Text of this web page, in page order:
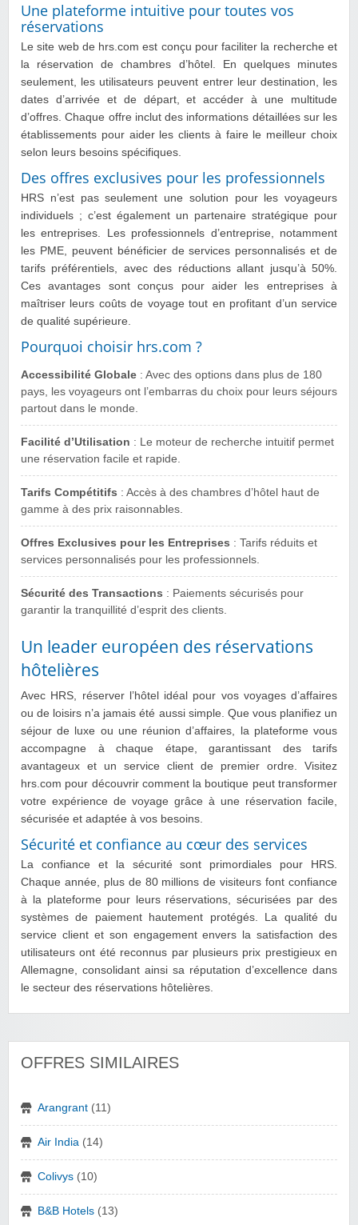
Une plateforme intuitive pour toutes vos
réservations
Le site web de hrs.com est conçu pour faciliter la recherche et
la réservation de chambres d’hôtel. En quelques minutes
seulement, les utilisateurs peuvent entrer leur destination, les
dates d’arrivée et de départ, et accéder à une multitude
d’offres. Chaque offre inclut des informations détaillées sur les
établissements pour aider les clients à faire le meilleur choix
selon leurs besoins spécifiques.
Des offres exclusives pour les professionnels
HRS n’est pas seulement une solution pour les voyageurs
individuels ; c’est également un partenaire stratégique pour
les entreprises. Les professionnels d’entreprise, notamment
les PME, peuvent bénéficier de services personnalisés et de
tarifs préférentiels, avec des réductions allant jusqu’à 50%.
Ces avantages sont conçus pour aider les entreprises à
maîtriser leurs coûts de voyage tout en profitant d’un service
de qualité supérieure.
Pourquoi choisir hrs.com ?
Accessibilité Globale : Avec des options dans plus de 180
pays, les voyageurs ont l’embarras du choix pour leurs séjours
partout dans le monde.
Facilité d’Utilisation : Le moteur de recherche intuitif permet
une réservation facile et rapide.
Tarifs Compétitifs : Accès à des chambres d’hôtel haut de
gamme à des prix raisonnables.
Offres Exclusives pour les Entreprises : Tarifs réduits et
services personnalisés pour les professionnels.
Sécurité des Transactions : Paiements sécurisés pour
garantir la tranquillité d’esprit des clients.
Un leader européen des réservations
hôtelières
Avec HRS, réserver l’hôtel idéal pour vos voyages d’affaires
ou de loisirs n’a jamais été aussi simple. Que vous planifiez un
séjour de luxe ou une réunion d’affaires, la plateforme vous
accompagne à chaque étape, garantissant des tarifs
avantageux et un service client de premier ordre. Visitez
hrs.com pour découvrir comment la boutique peut transformer
votre expérience de voyage grâce à une réservation facile,
sécurisée et adaptée à vos besoins.
Sécurité et confiance au cœur des services
La confiance et la sécurité sont primordiales pour HRS.
Chaque année, plus de 80 millions de visiteurs font confiance
à la plateforme pour leurs réservations, sécurisées par des
systèmes de paiement hautement protégés. La qualité du
service client et son engagement envers la satisfaction des
utilisateurs ont été reconnus par plusieurs prix prestigieux en
Allemagne, consolidant ainsi sa réputation d’excellence dans
le secteur des réservations hôtelières.
OFFRES SIMILAIRES
Arangrant (11)
Air India (14)
Colivys (10)
B&B Hotels (13)